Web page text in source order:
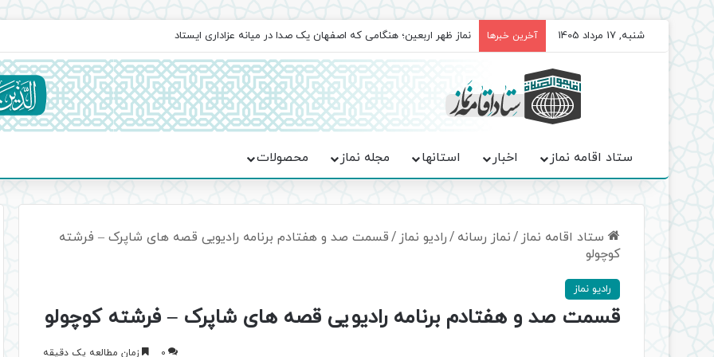
شنبه, 17 مرداد 1405 آخرین خبرها برگزاری باشکوه نمازهای جماعت در موکب فاطمه الزهرا (س)
ستاد اقامه نماز اخبار استانها مجله نماز محصولات
ستاد اقامه نماز /نماز رسانه /رادیو نماز /قسمت صد و هفتادم برنامه رادیویی قصه های شاپرک – فرشته
کوچولو
رادیو نماز
قسمت صد و هفتادم برنامه رادیویی قصه های شاپرک – فرشته کوچولو
0 زمان مطالعه یک دقیقه